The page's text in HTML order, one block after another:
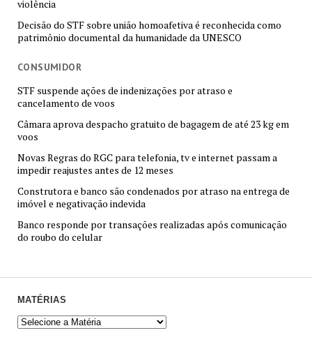
violência
Decisão do STF sobre união homoafetiva é reconhecida como
patrimônio documental da humanidade da UNESCO
CONSUMIDOR
STF suspende ações de indenizações por atraso e
cancelamento de voos
Câmara aprova despacho gratuito de bagagem de até 23 kg em
voos
Novas Regras do RGC para telefonia, tv e internet passam a
impedir reajustes antes de 12 meses
Construtora e banco são condenados por atraso na entrega de
imóvel e negativação indevida
Banco responde por transações realizadas após comunicação
do roubo do celular
MATÉRIAS